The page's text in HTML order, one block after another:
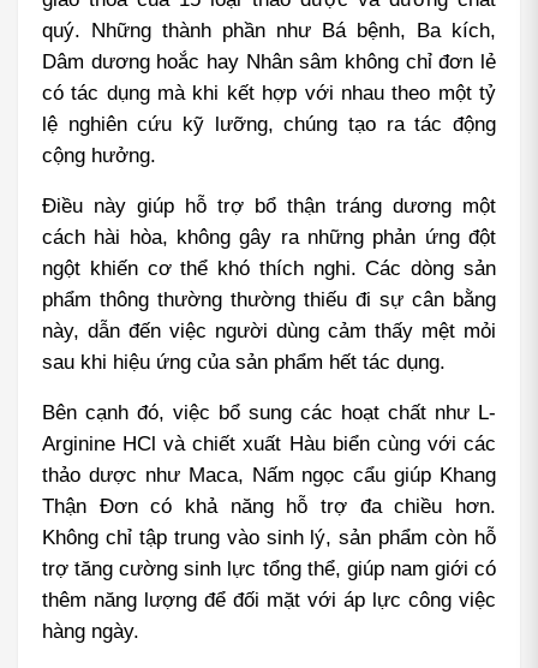
quý. Những thành phần như Bá bệnh, Ba kích,
Dâm dương hoắc hay Nhân sâm không chỉ đơn lẻ
có tác dụng mà khi kết hợp với nhau theo một tỷ
lệ nghiên cứu kỹ lưỡng, chúng tạo ra tác động
cộng hưởng.
Điều này giúp hỗ trợ bổ thận tráng dương một
cách hài hòa, không gây ra những phản ứng đột
ngột khiến cơ thể khó thích nghi. Các dòng sản
phẩm thông thường thường thiếu đi sự cân bằng
này, dẫn đến việc người dùng cảm thấy mệt mỏi
sau khi hiệu ứng của sản phẩm hết tác dụng.
Bên cạnh đó, việc bổ sung các hoạt chất như L-
Arginine HCl và chiết xuất Hàu biển cùng với các
thảo dược như Maca, Nấm ngọc cẩu giúp Khang
Thận Đơn có khả năng hỗ trợ đa chiều hơn.
Không chỉ tập trung vào sinh lý, sản phẩm còn hỗ
trợ tăng cường sinh lực tổng thể, giúp nam giới có
thêm năng lượng để đối mặt với áp lực công việc
hàng ngày.